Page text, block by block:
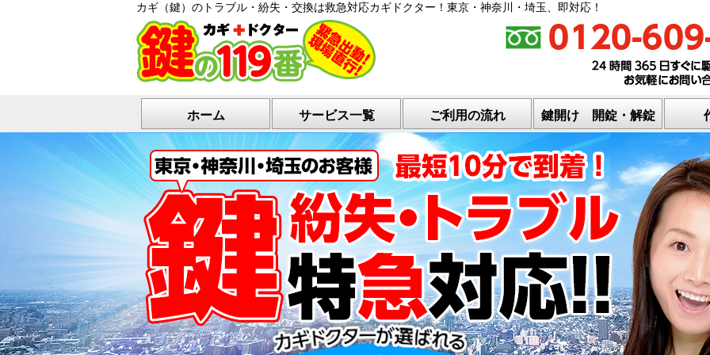
カギ（鍵）のトラブル・紛失・交換は救急対応カギドクター！東京・神奈川・埼玉、即対応！
ホーム サービス一覧 ご利用の流れ 鍵開け 開錠・解錠